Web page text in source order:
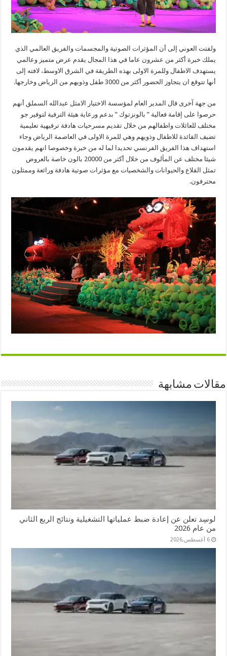
ولفتت العوني إلى أن المؤثرات الصوتية والمجسمات والفريق العالمي الذي
يملك خبرة أكثر من عشرون عاما في هذا المجال يقدم عرض متميز وعالمي
يستهدف الاطفال وللمرة الاولى بهذه الطريقة في الشرق الاوسط، لافته إلى
أنها تتوقع ان يتجاوز الحضور أكثر من 3000 طفل وذويهم من الرياض وخارجها.
من جهة آخرى قال المدير العام لمؤسسة الاختيار الامثل عبدالله السملق أنهم
حرصوا على إقامة فعالية ” بالونزتوك ” بدعم ورعاية هيئة الترفية لتوفير جو
مختلف للعائلات واطفالهم من خلال تقديم مسرحيات هادفة ترفيهية تعليمية
تضيف الفائدة للاطفال وذويهم وهي للمرة الاولى في العاصمة الرياض وجاء
استهداف هذا الفريق الفرنسي تحديدا لما له من خبرة وخصوصا انهم يقدمون
شيئا مختلف عن المألوف من خلال أكثر من 20000 بالون خاصة بالعروض
تمثل القلاع والحيوانات والشخصيات مع مؤثرات صوتية هادفة ورائعة وممثلون
محترفون.
مقالات مشابهة
لوسِد تعلن عن إعادة ضبط عملياتها التشغيلية ونتائج الربع الثاني
من عام 2026
6 أغسطس,2026